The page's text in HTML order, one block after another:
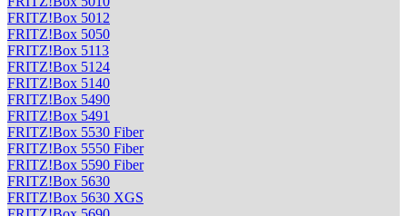
FRITZ!Box 5012
FRITZ!Box 5050
FRITZ!Box 5113
FRITZ!Box 5124
FRITZ!Box 5140
FRITZ!Box 5490
FRITZ!Box 5491
FRITZ!Box 5530 Fiber
FRITZ!Box 5550 Fiber
FRITZ!Box 5590 Fiber
FRITZ!Box 5630
FRITZ!Box 5630 XGS